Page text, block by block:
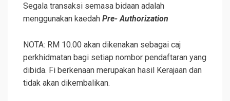
Segala transaksi semasa bidaan adalah
menggunakan kaedah Pre- Authorization
NOTA: RM 10.00 akan dikenakan sebagai caj
perkhidmatan bagi setiap nombor pendaftaran yang
dibida. Fi berkenaan merupakan hasil Kerajaan dan
tidak akan dikembalikan.